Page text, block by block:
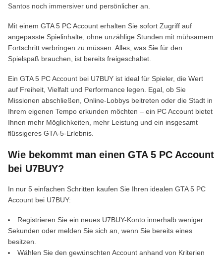
Santos noch immersiver und persönlicher an.
Mit einem GTA 5 PC Account erhalten Sie sofort Zugriff auf
angepasste Spielinhalte, ohne unzählige Stunden mit mühsamem
Fortschritt verbringen zu müssen. Alles, was Sie für den
Spielspaß brauchen, ist bereits freigeschaltet.
Ein GTA 5 PC Account bei U7BUY ist ideal für Spieler, die Wert
auf Freiheit, Vielfalt und Performance legen. Egal, ob Sie
Missionen abschließen, Online-Lobbys beitreten oder die Stadt in
Ihrem eigenen Tempo erkunden möchten – ein PC Account bietet
Ihnen mehr Möglichkeiten, mehr Leistung und ein insgesamt
flüssigeres GTA-5-Erlebnis.
Wie bekommt man einen GTA 5 PC Account
bei U7BUY?
In nur 5 einfachen Schritten kaufen Sie Ihren idealen GTA 5 PC
Account bei U7BUY:
Registrieren Sie ein neues U7BUY-Konto innerhalb weniger
Sekunden oder melden Sie sich an, wenn Sie bereits eines
besitzen.
Wählen Sie den gewünschten Account anhand von Kriterien